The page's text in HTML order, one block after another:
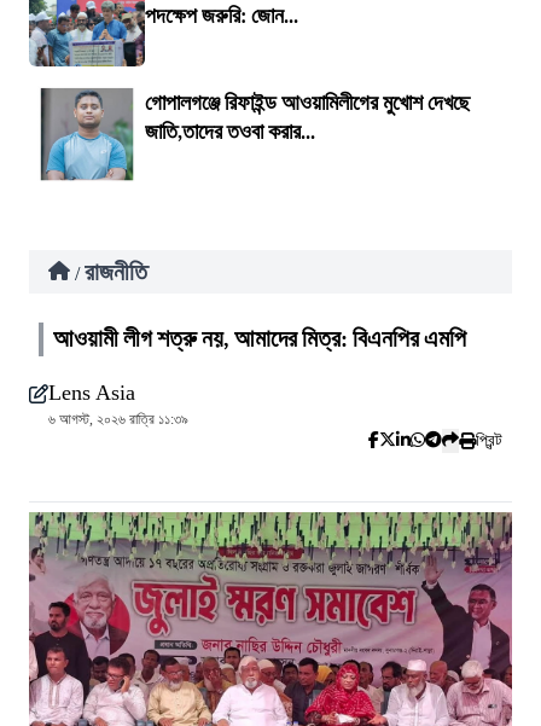
পদক্ষেপ জরুরি: জোন...
গোপালগঞ্জে রিফাইন্ড আওয়ামিলীগের মুখোশ দেখছে
জাতি,তাদের তওবা করার...
/ রাজনীতি
আওয়ামী লীগ শত্রু নয়, আমাদের মিত্র: বিএনপির এমপি
Lens Asia
৬ আগস্ট, ২০২৬ রাত্রি ১১:৩৯
প্রিন্ট